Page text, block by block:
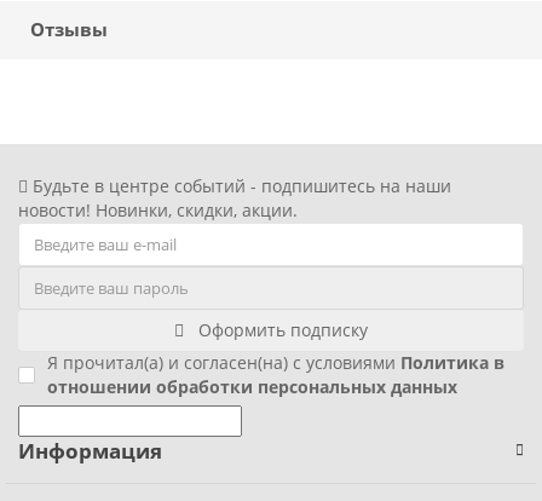
Синий трактор
Тачки
Трансформеры
Уэнсдей мрачная девочка
Фиксики
Отзывы
Будьте в центре событий - подпишитесь на наши
новости! Новинки, скидки, акции.
Оформить подписку
Я прочитал(а) и согласен(на) с условиями Политика в
отношении обработки персональных данных
Информация